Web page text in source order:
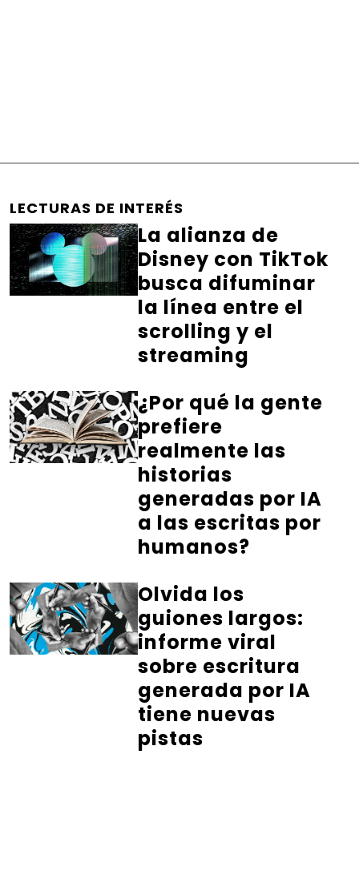
LECTURAS DE INTERÉS
La alianza de
Disney con TikTok
busca difuminar
la línea entre el
scrolling y el
streaming
¿Por qué la gente
prefiere
realmente las
historias
generadas por IA
a las escritas por
humanos?
Olvida los
guiones largos:
informe viral
sobre escritura
generada por IA
tiene nuevas
pistas